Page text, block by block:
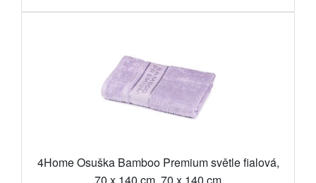
4Home Osuška Bamboo Premium světle fialová,